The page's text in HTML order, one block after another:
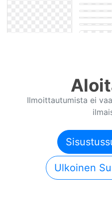
room
House
Modern
Ilmoittautumista ei
Ulkoinen